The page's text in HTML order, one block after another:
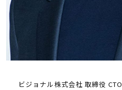
ビジョナル株式会社 取締役 CTO